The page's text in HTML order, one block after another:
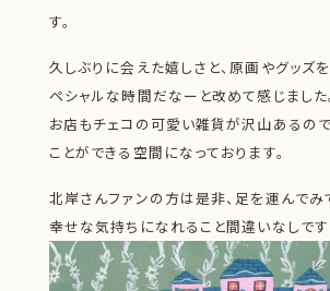
す。
久しぶりに会えた嬉しさと、原画やグッズ
ペシャルな時間だなーと改めて感じました
お店もチェコの可愛い雑貨が沢山あるの
ことができる空間になっております。
北岸さんファンの方は是非、足を運んで
幸せな気持ちになれること間違いなしです